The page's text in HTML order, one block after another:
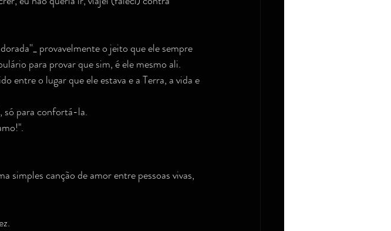
provavelmente o jeito que ele sempre
para provar que sim, é ele mesmo ali.
entre o lugar que ele estava e a Terra, a vida e
só para confortá-la.
simples canção de amor entre pessoas vivas,